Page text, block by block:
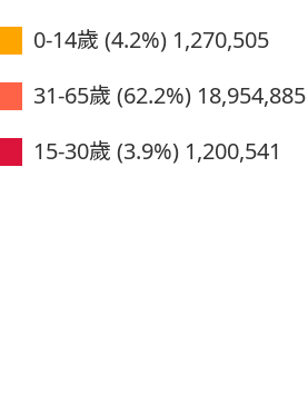
0-14歲 (4.2%) 1,270,505
31-65歲 (62.2%) 18,954,885
15-30歲 (3.9%) 1,200,541